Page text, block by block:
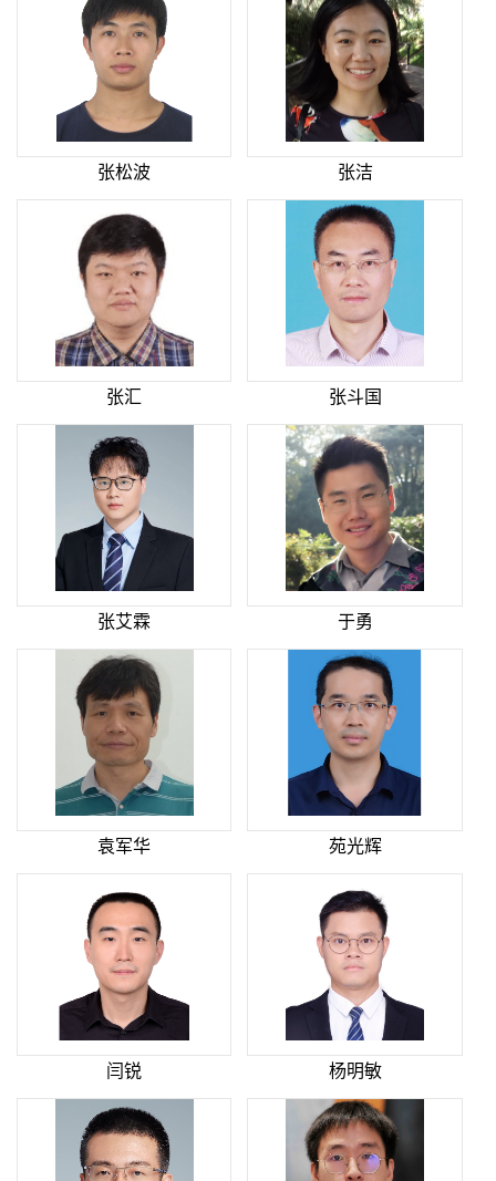
张松波 张洁
张汇 张斗国
张艾霖 于勇
袁军华 苑光辉
闫锐 杨明敏